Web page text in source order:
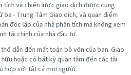
tích và chiến lược giao dịch được cung
- Trung Tâm Giao dịch, và quan điểm
độc lập của nhà phân tích mà không xem
tài chính của nhà đầu tư.
dẫn đến mất toàn bộ vốn của bạn. Giao
hoặc có bất kỳ quan tâm đến các tài
hợp với tất cả mọi người.